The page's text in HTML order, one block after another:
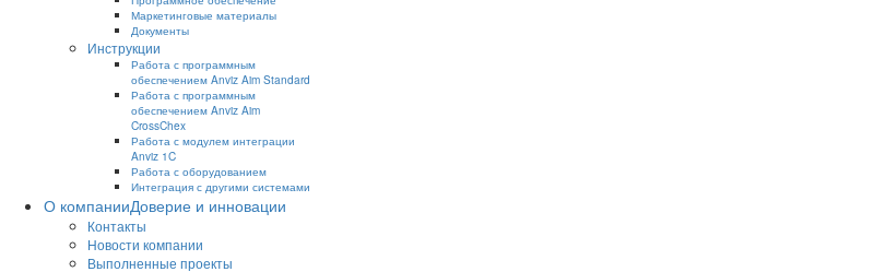
Маркетинговые материалы
Документы
Инструкции
Работа с программным
обеспечением Anviz Aim Standard
Работа с программным
обеспечением Anviz Aim
CrossChex
Работа с модулем интеграции
Anviz 1C
Работа с оборудованием
Интеграция с другими системами
О компанииДоверие и инновации
Контакты
Новости компании
Выполненные проекты